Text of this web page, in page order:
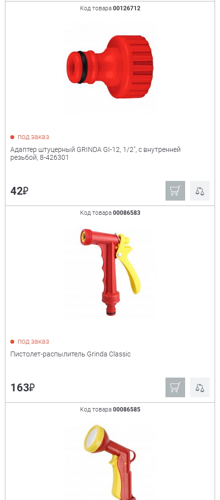
Код товара 00126712
под заказ
Адаптер штуцерный GRINDA GI-12, 1/2", с внутренней
резьбой, 8-426301
42₽
Код товара 00086583
под заказ
Пистолет-распылитель Grinda Classic
163₽
Код товара 00086585